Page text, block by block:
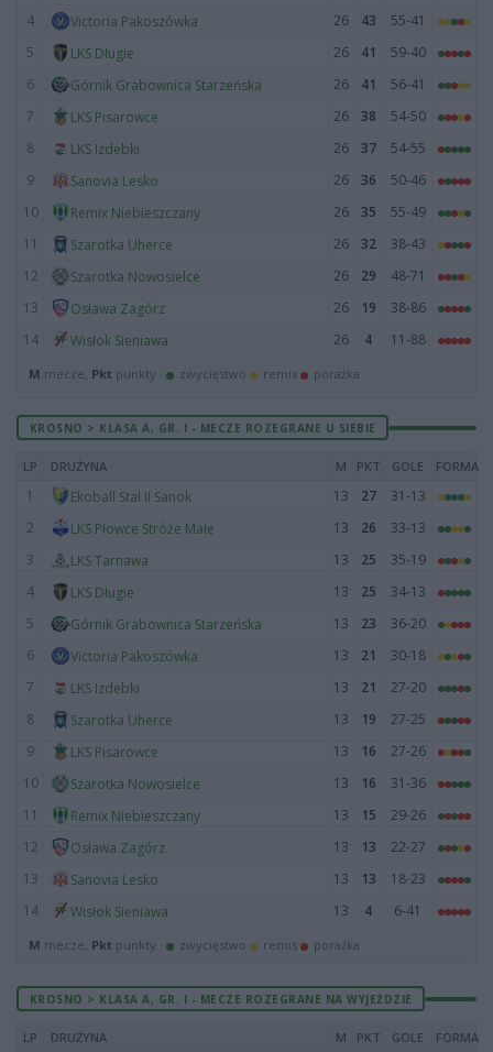
4
Victoria Pakoszówka 26 43
55-41
5
LKS Długie 26 41
59-40
6
Górnik Grabownica Starzeńska 26 41
56-41
7
LKS Pisarowce 26 38
54-50
8
LKS Izdebki 26 37
54-55
9
Sanovia Lesko 26 36
50-46
10
Remix Niebieszczany 26 35
55-49
11
Szarotka Uherce 26 32
38-43
12
Szarotka Nowosielce 26 29
48-71
13
Osława Zagórz 26 19
38-86
14
Wisłok Sieniawa 26 4 11-88
M mecze, Pkt punkty · zwycięstwo remis porażka
KROSNO > KLASA A, GR. I - MECZE ROZEGRANE U SIEBIE
LP DRUŻYNA M PKT GOLE FORMA
1 Ekoball Stal II Sanok 13 27
31-13
2
LKS Płowce Stróże Małe 13 26
33-13
3
LKS Tarnawa 13 25
35-19
4
LKS Długie 13 25
34-13
5
Górnik Grabownica Starzeńska 13 23
36-20
6
Victoria Pakoszówka 13 21
30-18
7
LKS Izdebki 13 21
27-20
8
Szarotka Uherce 13 19
27-25
9
LKS Pisarowce 13 16
27-26
10
Szarotka Nowosielce 13 16
31-36
11
Remix Niebieszczany 13 15
29-26
12
Osława Zagórz 13 13
22-27
13
Sanovia Lesko 13 13
18-23
14
Wisłok Sieniawa 13 4 6-41
M mecze, Pkt punkty · zwycięstwo remis porażka
KROSNO > KLASA A, GR. I - MECZE ROZEGRANE NA WYJEŹDZIE
LP DRUŻYNA M PKT GOLE FORMA